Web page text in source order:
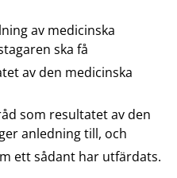
av medicinska
ska få
av den medicinska
som resultatet av den
anledning till, och
ett sådant har utfärdats.